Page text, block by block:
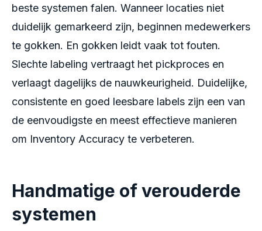
beste systemen falen. Wanneer locaties niet
duidelijk gemarkeerd zijn, beginnen medewerkers
te gokken. En gokken leidt vaak tot fouten.
Slechte labeling vertraagt het pickproces en
verlaagt dagelijks de nauwkeurigheid. Duidelijke,
consistente en goed leesbare labels zijn een van
de eenvoudigste en meest effectieve manieren
om Inventory Accuracy te verbeteren.
Handmatige of verouderde
systemen